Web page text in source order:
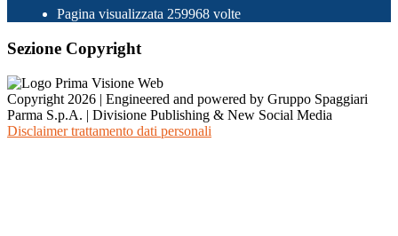
Pagina visualizzata 259968 volte
Sezione Copyright
Copyright 2026 | Engineered and powered by Gruppo Spaggiari
Parma S.p.A. | Divisione Publishing & New Social Media
Disclaimer trattamento dati personali